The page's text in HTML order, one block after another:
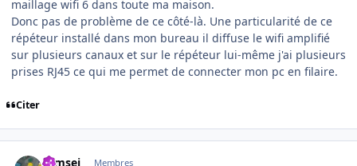
maillage wifi 6 dans toute ma maison.
Donc pas de problème de ce côté-là. Une particularité de ce
répéteur installé dans mon bureau il diffuse le wifi amplifié
sur plusieurs canaux et sur le répéteur lui-même j'ai plusieurs
prises RJ45 ce qui me permet de connecter mon pc en filaire.
Citer
symsei Membres